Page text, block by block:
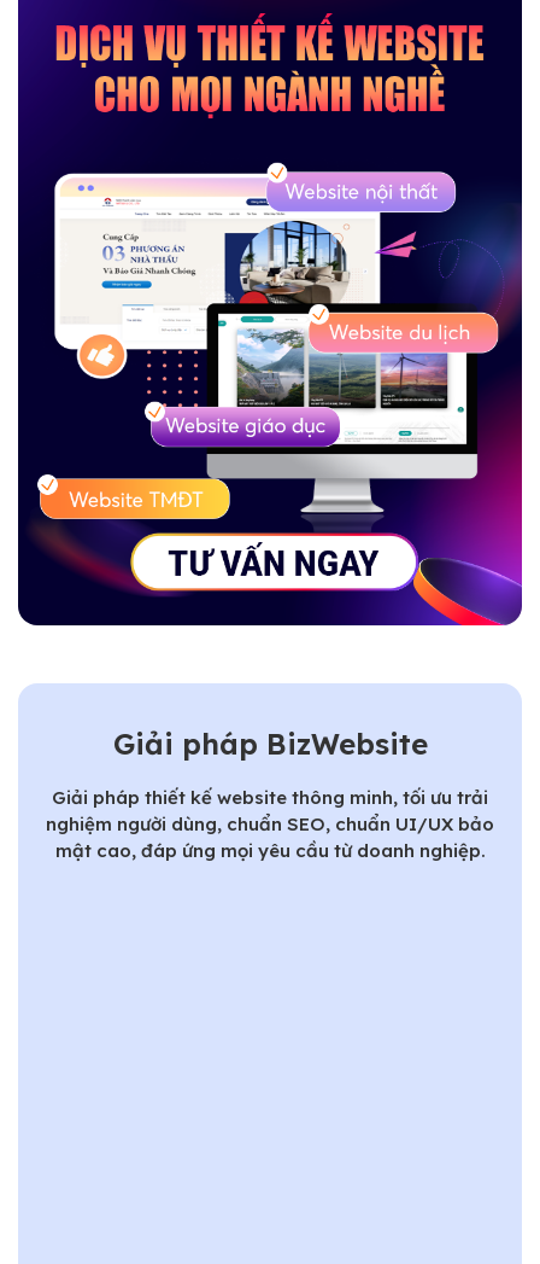
Giải pháp BizWebsite
Giải pháp thiết kế website thông minh, tối ưu trải
nghiệm người dùng, chuẩn SEO, chuẩn UI/UX bảo
mật cao, đáp ứng mọi yêu cầu từ doanh nghiệp.